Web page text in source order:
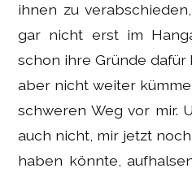
ihnen zu
gar nicht erst im
schon ihre Gründe dafür
aber nicht weiter
schweren Weg vor mir.
auch nicht, mir jetzt
haben könnte,